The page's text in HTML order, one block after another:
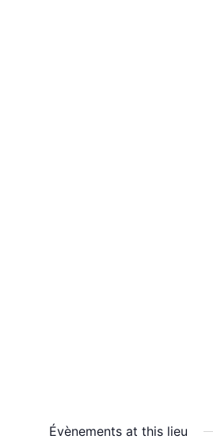
Évènements at this lieu